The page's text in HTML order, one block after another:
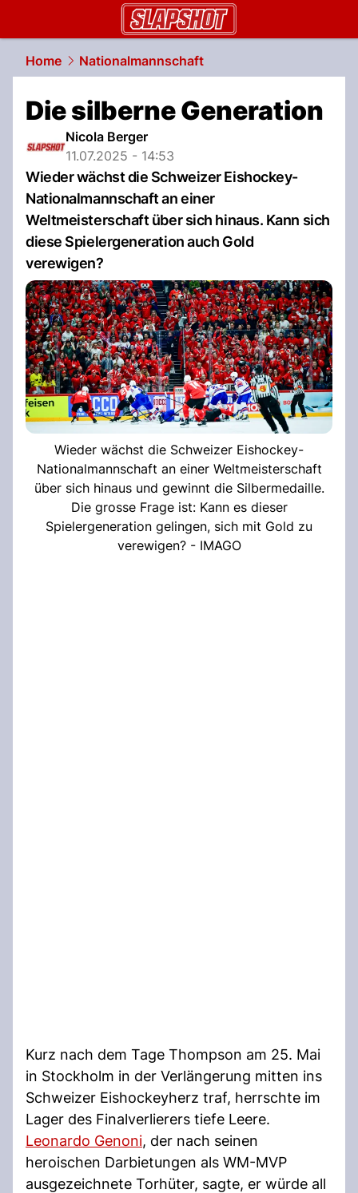
Home Nationalmannschaft
Die silberne Generation
Nicola Berger
11.07.2025 - 14:53
Wieder wächst die Schweizer Eishockey-
Nationalmannschaft an einer
Weltmeisterschaft über sich hinaus. Kann sich
diese Spielergeneration auch Gold
verewigen?
Wieder wächst die Schweizer Eishockey-
Nationalmannschaft an einer Weltmeisterschaft
über sich hinaus und gewinnt die Silbermedaille.
Die grosse Frage ist: Kann es dieser
Spielergeneration gelingen, sich mit Gold zu
verewigen? - IMAGO
Kurz nach dem Tage Thompson am 25. Mai
in Stockholm in der Verlängerung mitten ins
Schweizer Eishockeyherz traf, herrschte im
Lager des Finalverlierers tiefe Leere.
Leonardo Genoni, der nach seinen
heroischen Darbietungen als WM-MVP
ausgezeichnete Torhüter, sagte, er würde all